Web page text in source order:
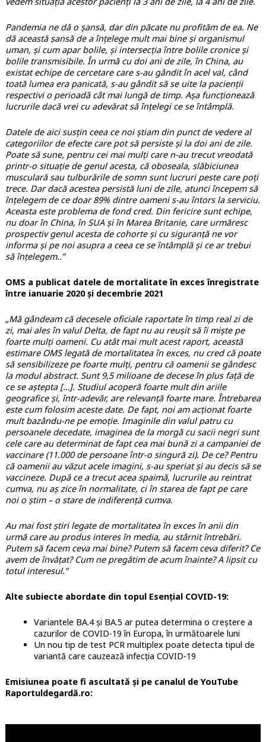
Pandemia ne dă o șansă, dar din păcate nu profităm de ea. Ne
dă această șansă de a înțelege mult mai bine și organismul
uman, și cum apar bolile, și intersecția între bolile cronice și
bolile transmisibile. În urmă cu doi ani de zile, în China, au
existat echipe de cercetare care s-au gândit în acel val, când
toată lumea era panicată, s-au gândit să se uite la pacienții
respectivi o perioadă cât mai lungă de timp. Așa funcționează
lucrurile dacă vrei cu adevărat să înțelegi ce se întâmplă.
Datele de aici susțin ceea ce noi știam din punct de vedere al
categoriilor de efecte care pot să persiste și la doi ani de zile.
Poate să sune, pentru cei mai mulți care n-au trecut vreodată
printr-o situație de genul acesta, că oboseala, slăbiciunea
musculară sau tulburările de somn sunt lucruri peste care poți
trece. Dar dacă acestea persistă luni de zile, atunci începem să
înțelegem de ce doar 89% dintre oameni s-au întors la serviciu.
Aceasta este problema de fond cred. Din fericire sunt echipe,
nu doar în China, în SUA și în Marea Britanie, care urmăresc
prospectiv genul acesta de cohorte și cu siguranță ne vor
informa și pe noi asupra a ceea ce se întâmplă și ce ar trebui
să înțelegem..”
OMS a publicat datele de mortalitate în exces înregistrate
între ianuarie 2020 și decembrie 2021
„Mă gândeam că decesele oficiale raportate în timp real zi de
zi, mai ales în valul Delta, de fapt nu au reușit să îi miște pe
foarte mulți oameni. Cu atât mai mult acest raport, această
estimare OMS legată de mortalitatea în exces, nu cred că poate
să sensibilizeze pe foarte mulți, pentru că oamenii se gândesc
la modul abstract. Sunt 9,5 milioane de decese în plus față de
ce se aștepta […]. Studiul acoperă foarte mult din ariile
geografice și, într-adevăr, are relevanță foarte mare. Întrebarea
este cum folosim aceste date. De fapt, noi am acționat foarte
mult bazându-ne pe emoție. Imaginile din valul patru cu
persoanele decedate, imaginea de la morgă cu sacii negri sunt
cele care au determinat de fapt cea mai bună zi a campaniei de
vaccinare (11.000 de persoane într-o singură zi). De ce? Pentru
că oamenii au văzut acele imagini, s-au speriat și au decis să se
vaccineze. După ce a trecut acea spaimă, lucrurile au reintrat
cumva, nu aș zice în normalitate, ci în starea de fapt pe care
noi o știm – o stare de indiferență cumva.
Au mai fost știri legate de mortalitatea în exces în anii din
urmă care au produs interes în media, au stârnit întrebări.
Putem să facem ceva mai bine? Putem să facem ceva diferit? Ce
avem de învățat? Cum ne pregătim de acum înainte? A lipsit cu
totul interesul.”
Alte subiecte abordate din topul Esențial COVID-19:
Variantele BA.4 și BA.5 ar putea determina o creștere a
cazurilor de COVID-19 în Europa, în următoarele luni
Un nou tip de test PCR multiplex poate detecta tipul de
variantă care cauzează infecția COVID-19
Emisiunea poate fi ascultată și pe canalul de YouTube
Raportuldegardă.ro: